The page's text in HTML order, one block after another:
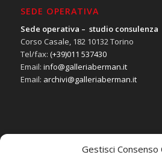
Gestisci Consenso
SEDE OPERATIVA
Sede operativa – studio consulenza
Corso Casale, 182 10132 Torino
Tel/fax: (+39)011 537430
Email: info@galleriaberman.it
Email: archivi@galleriaberman.it